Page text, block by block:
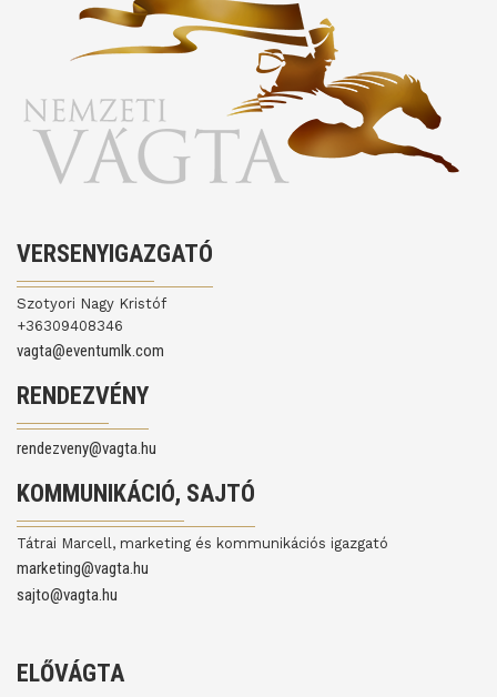
VERSENYIGAZGATÓ
Szotyori Nagy Kristóf
+36309408346
vagta@eventumlk.com
RENDEZVÉNY
rendezveny@vagta.hu
KOMMUNIKÁCIÓ, SAJTÓ
Tátrai Marcell, marketing és kommunikációs igazgató
marketing@vagta.hu
sajto@vagta.hu
ELŐVÁGTA